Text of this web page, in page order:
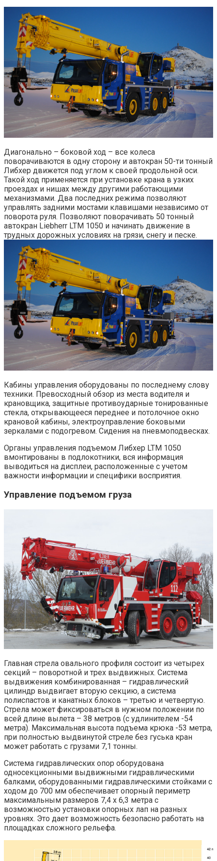
Диагонально – боковой ход – все колеса
поворачиваются в одну сторону и автокран 50-ти тонный
Либхер движется под углом к своей продольной оси.
Такой ход применяется при установке крана в узких
проездах и нишах между другими работающими
механизмами. Два последних режима позволяют
управлять задними мостами клавишами независимо от
поворота руля. Позволяют поворачивать 50 тонный
автокран Liebherr LTM 1050 и начинать движение в
трудных дорожных условиях на грязи, снегу и песке.
Кабины управления оборудованы по последнему слову
техники. Превосходный обзор из места водителя и
крановщика, защитные противоударные тонированные
стекла, открывающееся переднее и потолочное окно
крановой кабины, электроуправление боковыми
зеркалами с подогревом. Сидения на пневмоподвесках.
Органы управления подъемом Либхер LTM 1050
вмонтированы в подлокотники, вся информация
выводиться на дисплеи, расположенные с учетом
важности информации и специфики восприятия.
Управление подъемом груза
Главная стрела овального профиля состоит из четырех
секций – поворотной и трех выдвижных. Система
выдвижения комбинированная – гидравлический
цилиндр выдвигает вторую секцию, а система
полиспастов и канатных блоков – третью и четвертую.
Стрела может фиксироваться в нужном положении по
всей длине вылета – 38 метров (с удлинителем -54
метра). Максимальная высота подъема крюка -53 метра,
при полностью выдвинутой стреле без гуська кран
может работать с грузами 7,1 тонны.
Система гидравлических опор оборудована
односекционными выдвижными гидравлическими
балками, оборудованными гидравлическими стойками с
ходом до 700 мм обеспечивает опорный периметр
максимальным размеров 7,4 х 6,3 метра с
возможностью установки опорных лап на разных
уровнях. Это дает возможность безопасно работать на
площадках сложного рельефа.